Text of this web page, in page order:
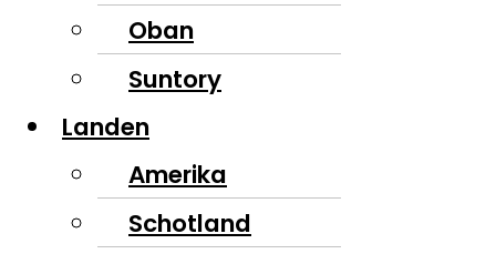
Oban
Suntory
Landen
Amerika
Schotland